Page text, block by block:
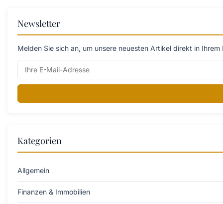
Newsletter
Melden Sie sich an, um unsere neuesten Artikel direkt in
Kategorien
Allgemein
Finanzen & Immobilien